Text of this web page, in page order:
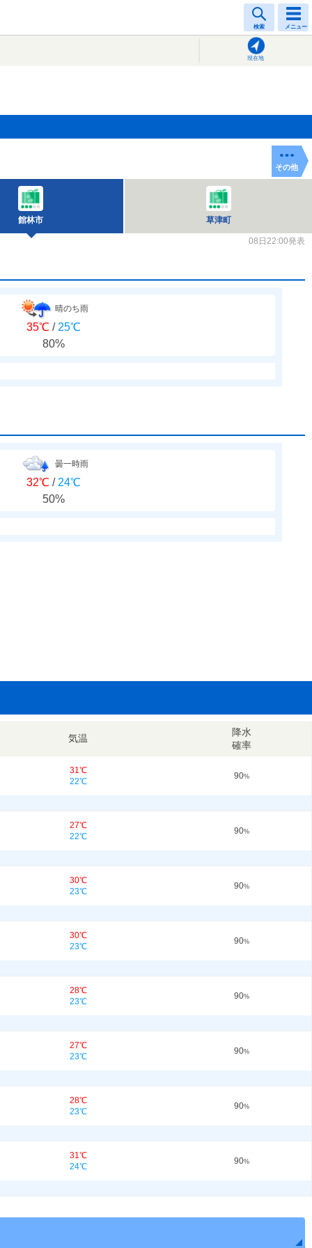
検索 メニュー
現在地
その他
館林市 草津町
08日22:00発表
晴のち雨
35℃ / 25℃
80%
曇一時雨
32℃ / 24℃
50%
気温
降水
確率
31℃
22℃
90%
27℃
22℃
90%
30℃
23℃
90%
30℃
23℃
90%
28℃
23℃
90%
27℃
23℃
90%
28℃
23℃
90%
31℃
24℃
90%